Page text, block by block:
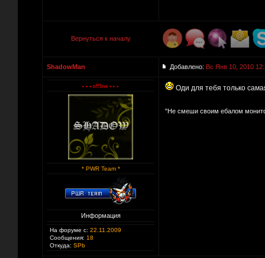
Вернуться к началу
ShadowMan Добавлено: Вс Янв 10, 2010
* PWR Team *
Информация
На форуме с: 22.11.2009
Сообщения: 18
Откуда: SPb
Оди для тебя только
"Не смеши своим ебалом